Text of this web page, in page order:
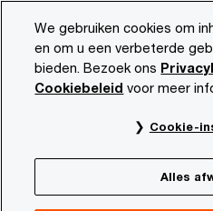
content
footer
PwC NL Onze organisatie
Ons
netwerk
We gebruiken cookies om
en om u een verbeterde
bieden. Bezoek ons
Cookiebeleid voor meer
Cookie-
Alles